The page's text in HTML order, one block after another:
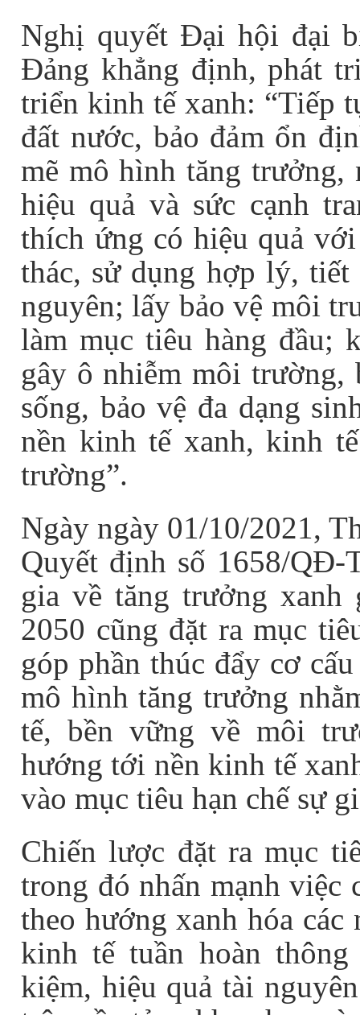
Nghị quyết Đại hội đại
Đảng khẳng định, phát
triển kinh tế xanh: “Tiếp
đất nước, bảo đảm ổn
mẽ mô hình tăng trưởng,
hiệu quả và sức cạnh
thích ứng có hiệu quả
thác, sử dụng hợp lý,
nguyên; lấy bảo vệ môi
làm mục tiêu hàng đầu;
gây ô nhiễm môi trường,
sống, bảo vệ đa dạng
nền kinh tế xanh, kinh
trường”.
Ngày ngày 01/10/2021,
Quyết định số 1658/QĐ-
gia về tăng trưởng xanh
2050 cũng đặt ra mục
góp phần thúc đẩy cơ
mô hình tăng trưởng
tế, bền vững về môi
hướng tới nền kinh tế
vào mục tiêu hạn chế sự
Chiến lược đặt ra mục
trong đó nhấn mạnh việc
theo hướng xanh hóa
kinh tế tuần hoàn
kiệm, hiệu quả tài